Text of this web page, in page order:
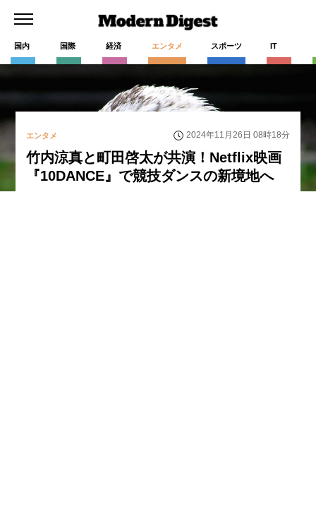
国内 国際 経済 エンタメ スポーツ IT
エンタメ 2024年11月26日 08時18分
竹内涼真と町田啓太が共演！Netflix映画
『10DANCE』で競技ダンスの新境地へ